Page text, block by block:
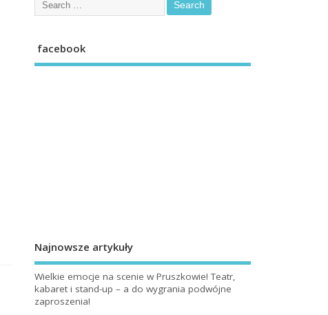
facebook
Najnowsze artykuły
Wielkie emocje na scenie w Pruszkowie! Teatr,
kabaret i stand-up – a do wygrania podwójne
zaproszenia!